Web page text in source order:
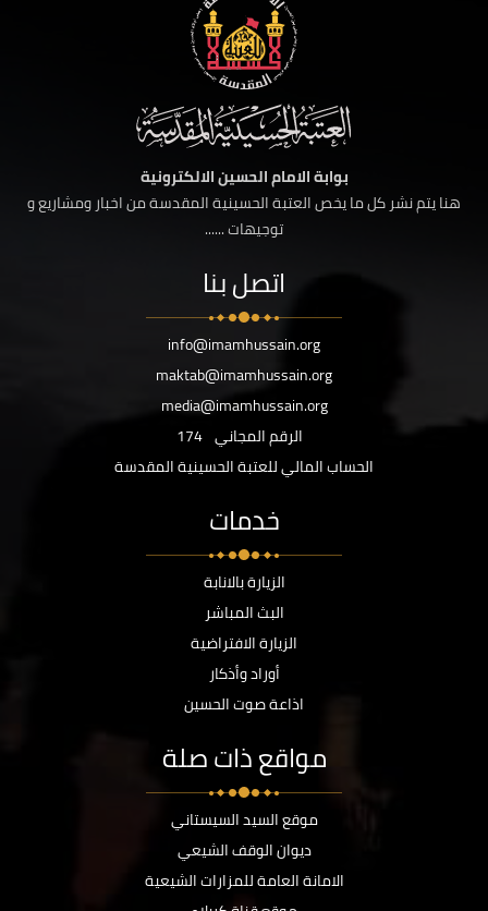
بوابة الامام الحسين الالكترونية
هنا يتم نشر كل ما يخص العتبة الحسينية المقدسة من اخبار ومشاريع و
توجيهات ......
اتصل بنا
info@imamhussain.org
maktab@imamhussain.org
media@imamhussain.org
الرقم المجاني 174
الحساب المالي للعتبة الحسينية المقدسة
خدمات
الزيارة بالانابة
البث المباشر
الزيارة الافتراضية
أوراد وأذكار
اذاعة صوت الحسين
مواقع ذات صلة
موقع السيد السيستاني
ديوان الوقف الشيعي
الامانة العامة للمزارات الشيعية